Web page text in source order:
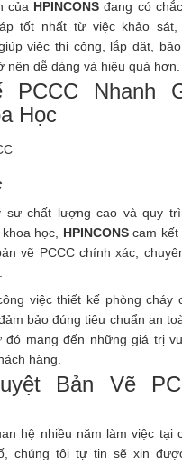
của HPINCONS đang có
tốt nhất từ việc khảo
việc thi công, lắp đặt,
nên dễ dàng và hiệu quả hơn.
PCCC Nhanh
Học
sư chất lượng cao và quy
học, HPINCONScam kết
vẽ PCCC chính xác,
việc thiết kế phòng cháy
bảo đúng tiêu chuẩn an
đó mang đến những giá trị
hàng.
Bản Vẽ
hệ nhiều năm làm việc tại
chúng tôi tự tin sẽ xin